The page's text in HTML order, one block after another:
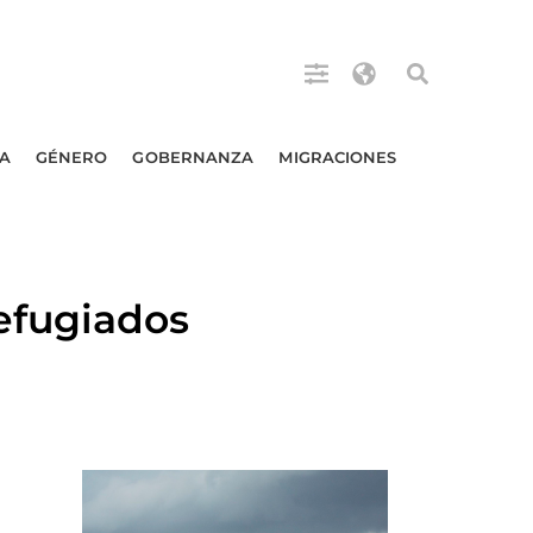
GÉNERO GOBERNANZA MIGRACIONES